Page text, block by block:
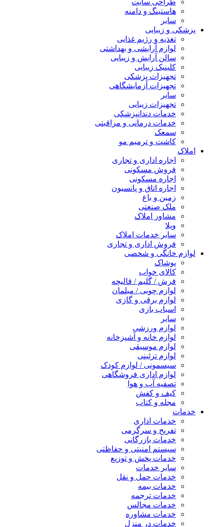
طراحی سایت
هاستینگ و دامنه
سایر
پزشکی و زیبایی
تغذیه و رژیم غذایی
لوازم آرایشی و بهداشتی
سالن آرایش و زیبایی
کلینیک زیبایی
تجهیزات پزشکی
تجهیزات آزمایشگاهی
سایر
تجهیزات زیبایی
خدمات دندانپزشکی
خدمات درمانی و مراقبتی
سمعک
کاشت و ترمیم مو
املاک
اجاره اداری و تجاری
فروش مسکونی
اجاره مسکونی
اجاره اتاق و پانسیون
زمین و باغ
ملک صنعتی
مشاور املاک
ویلا
سایر خدمات املاک
فروش اداری و تجاری
لوازم خانگی و شخصی
پوشاک
کالای خواب
فرش / گلیم / قالیچه
لوازم چوبی / مبلمان
لوازم برقی و گازی
اسباب بازی
سایر
لوازم ورزشی
لوازم خانه و آشپزخانه
لوازم موسیقی
لوازم تزئینی
سیسمونی / لوازم کودک
لوازم اداری فروشگاهی
تصفیه آب و هوا
کیف و کفش
مجله و کتاب
خدمات
خدمات اداری
تفریح و سرگرمی
خدمات بازرگانی
سیستم امنیتی و حفاظتی
خدمات پخش و توزیع
سایر خدمات
خدمات حمل و نقل
خدمات بیمه
خدمات ترجمه
خدمات مجالس
خدمات مشاوره
خدمات در منزل